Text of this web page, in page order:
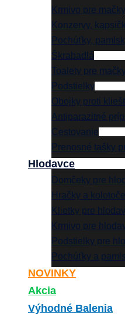
Krmivo pre mačky
Konzervy,
Pochúťky,
Škrabadlá
Toalety pre mačky
Podstielky
Obojky proti
Antiparazitné
Cestovanie
Prenosné tašky
Hlodavce
Domčeky pre
Hračky a
Klietky pre
Krmivo pre
Podstielky pre
Pochúťky a
NOVINKY
Akcia
Výhodné Balenia